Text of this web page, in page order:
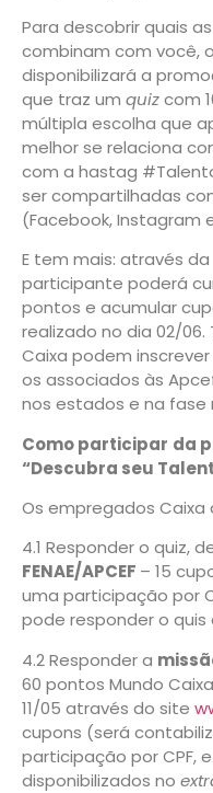
Para descobrir quais
combinam com você,
disponibilizará a
que traz um quizcom
múltipla escolha que
melhor se relaciona
com a hastag
ser compartilhadas
(Facebook, Instagram
E tem mais: através
participante poderá
pontos e acumular
realizado no dia 02/
Caixa podem
os associados às
nos estados e na fase
Como participar da
“Descubra seu
Os empregados
4.1 Responder o quiz,
FENAE/APCEF – 15
uma participação por
pode responder o
4.2 Responder a
60 pontos Mundo
11/05 através do site
cupons (será
participação por CPF,
disponibilizados no